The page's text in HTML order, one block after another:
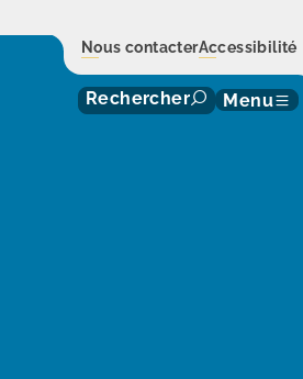
Nous contacterAccessibilité
Rechercher Menu